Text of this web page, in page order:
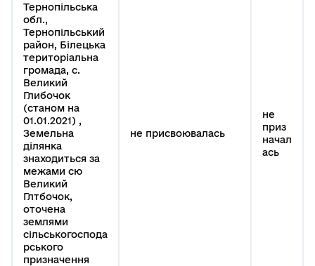
Тернопільська
обл.,
Тернопільський
район, Білецька
територіальна
громада, с.
Великий
Глибочок
(станом на
01.01.2021) ,
Земельна
ділянка
знаходиться за
межами сю
Великий
Глтбочок,
оточена
землями
сільськогоспода
рського
призначення
не присвоювалась
не
приз
начал
ась